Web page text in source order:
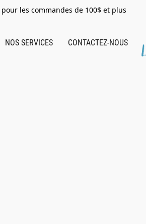
les commandes de 100$ et plus
NOS SERVICES CONTACTEZ-NOUS